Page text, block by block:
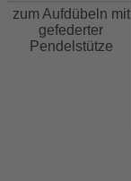
zum Aufdübeln mit
gefederter
Pendelstütze